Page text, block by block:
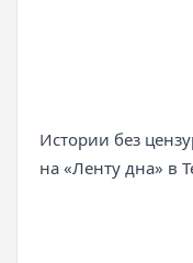
Истории без
на «Ленту дна» в